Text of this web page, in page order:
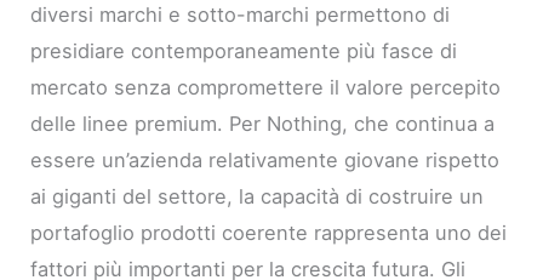
diversi marchi e sotto-marchi permettono di
presidiare contemporaneamente più fasce di
mercato senza compromettere il valore percepito
delle linee premium. Per Nothing, che continua a
essere un’azienda relativamente giovane rispetto
ai giganti del settore, la capacità di costruire un
portafoglio prodotti coerente rappresenta uno dei
fattori più importanti per la crescita futura. Gli